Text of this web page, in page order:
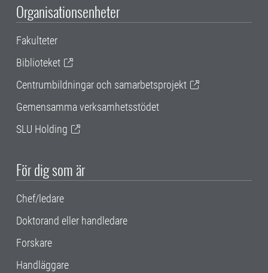
Organisationsenheter
Fakulteter
Biblioteket
Centrumbildningar och samarbetsprojekt
Gemensamma verksamhetsstödet
SLU Holding
För dig som är
Chef/ledare
Doktorand eller handledare
Forskare
Handläggare